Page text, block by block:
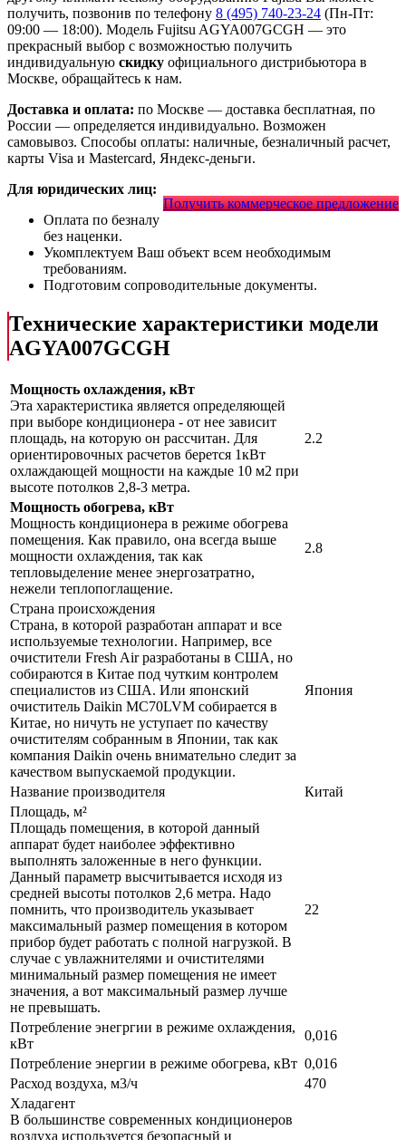
получить, позвонив по телефону 8 (495) 740-23-24 (Пн-Пт:
09:00 — 18:00). Модель Fujitsu AGYA007GCGH — это
прекрасный выбор с возможностью получить
индивидуальную скидку официального дистрибьютора в
Москве, обращайтесь к нам.
Доставка и оплата: по Москве — доставка бесплатная, по
России — определяется индивидуально. Возможен
самовывоз. Способы оплаты: наличные, безналичный расчет,
карты Visa и Mastercard, Яндекс-деньги.
Получить коммерческое предложение
Для юридических лиц:
Оплата по безналу
без наценки.
Укомплектуем Ваш объект всем необходимым
требованиям.
Подготовим сопроводительные документы.
Технические характеристики модели
AGYA007GCGH
Мощность охлаждения, кВт
Эта характеристика является определяющей
при выборе кондиционера - от нее зависит
площадь, на которую он рассчитан. Для
ориентировочных расчетов берется 1кВт
охлаждающей мощности на каждые 10 м2 при
высоте потолков 2,8-3 метра.
2.2
Мощность обогрева, кВт
Мощность кондиционера в режиме обогрева
помещения. Как правило, она всегда выше
мощности охлаждения, так как
тепловыделение менее энергозатратно,
нежели теплопоглащение.
2.8
Страна происхождения
Страна, в которой разработан аппарат и все
используемые технологии. Например, все
очистители Fresh Air разработаны в США, но
собираются в Китае под чутким контролем
специалистов из США. Или японский
очиститель Daikin MC70LVM собирается в
Китае, но ничуть не уступает по качеству
очистителям собранным в Японии, так как
компания Daikin очень внимательно следит за
качеством выпускаемой продукции.
Япония
Название производителя
Китай
Площадь, м²
Площадь помещения, в которой данный
аппарат будет наиболее эффективно
выполнять заложенные в него функции.
Данный параметр высчитывается исходя из
средней высоты потолков 2,6 метра. Надо
помнить, что производитель указывает
максимальный размер помещения в котором
прибор будет работать с полной нагрузкой. В
случае с увлажнителями и очистителями
минимальный размер помещения не имеет
значения, а вот максимальный размер лучше
не превышать.
22
Потребление энегргии в режиме охлаждения,
кВт
0,016
Потребление энергии в режиме обогрева, кВт 0,016
Расход воздуха, м3/ч
470
Хладагент
В большинстве современных кондиционеров
воздуха используется безопасный и